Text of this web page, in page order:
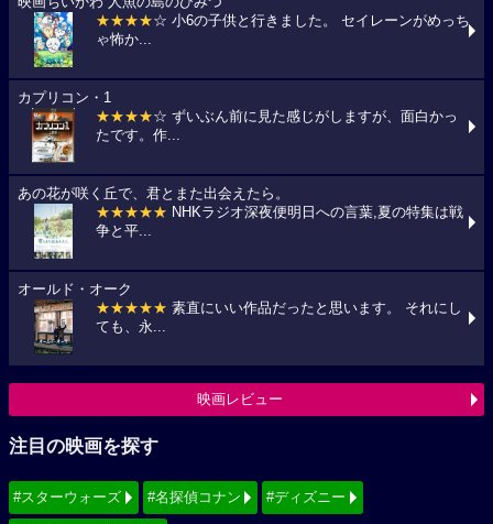
★★★★☆ 小6の子供と行きました。 セイレーンがめっち
ゃ怖か...
カプリコン・1
★★★★☆ ずいぶん前に見た感じがしますが、面白かっ
たです。作...
あの花が咲く丘で、君とまた出会えたら。
★★★★★ NHKラジオ深夜便明日への言葉,夏の特集は戦
争と平...
オールド・オーク
★★★★★ 素直にいい作品だったと思います。 それにし
ても、永...
映画レビュー
注目の映画を探す
#スターウォーズ #名探偵コナン #ディズニー